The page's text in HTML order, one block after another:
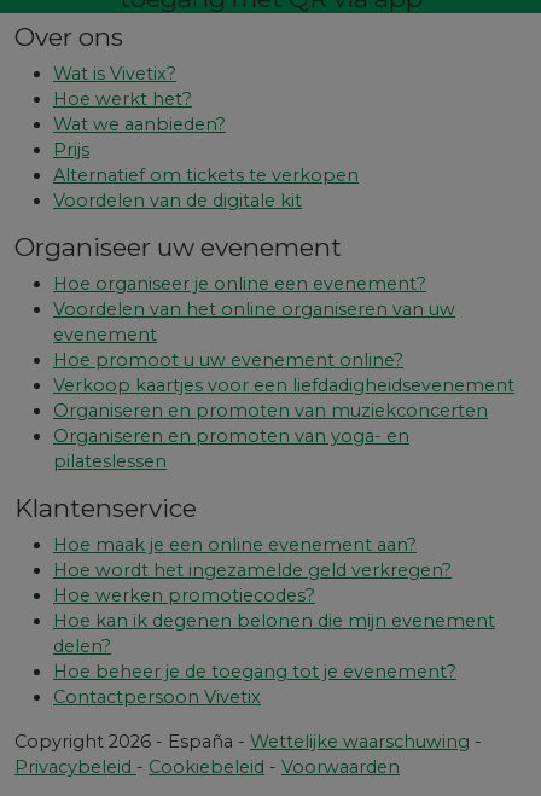
Over ons
Wat is Vivetix?
Hoe werkt het?
Wat we aanbieden?
Prijs
Alternatief om tickets te verkopen
Voordelen van de digitale kit
Organiseer uw evenement
Hoe organiseer je online een evenement?
Voordelen van het online organiseren van uw
evenement
Hoe promoot u uw evenement online?
Verkoop kaartjes voor een liefdadigheidsevenement
Organiseren en promoten van muziekconcerten
Organiseren en promoten van yoga- en
pilateslessen
Klantenservice
Hoe maak je een online evenement aan?
Hoe wordt het ingezamelde geld verkregen?
Hoe werken promotiecodes?
Hoe kan ik degenen belonen die mijn evenement
delen?
Hoe beheer je de toegang tot je evenement?
Contactpersoon Vivetix
Copyright 2026 - España - Wettelijke waarschuwing -
Privacybeleid - Cookiebeleid - Voorwaarden